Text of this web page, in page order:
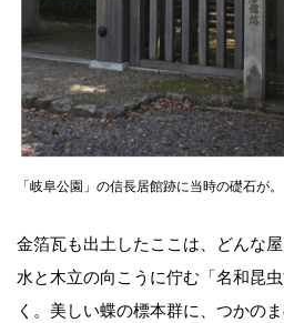
「岐阜公園」の信長居館跡に当時の礎石が。
金箔瓦も出土したここは、どんな
水と木立の向こうに佇む「名和昆
く。美しい蝶の標本群に、つかの